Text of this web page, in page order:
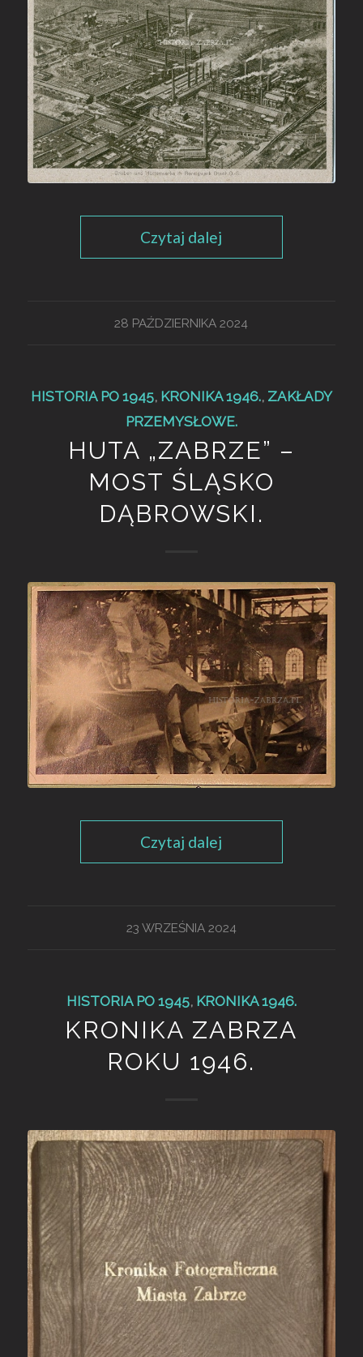
Czytaj dalej
28 PAŹDZIERNIKA 2024
HISTORIA PO 1945, KRONIKA 1946., ZAKŁADY
PRZEMYSŁOWE.
HUTA „ZABRZE” –
MOST ŚLĄSKO
DĄBROWSKI.
Czytaj dalej
23 WRZEŚNIA 2024
HISTORIA PO 1945, KRONIKA 1946.
KRONIKA ZABRZA
ROKU 1946.